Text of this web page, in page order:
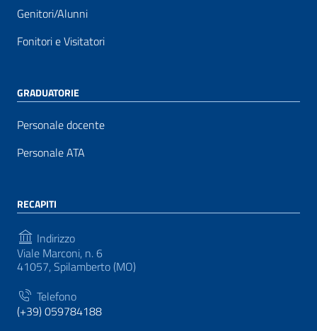
Genitori/Alunni
Fonitori e Visitatori
GRADUATORIE
Personale docente
Personale ATA
RECAPITI
Indirizzo
Viale Marconi, n. 6
41057, Spilamberto (MO)
Telefono
(+39) 059784188